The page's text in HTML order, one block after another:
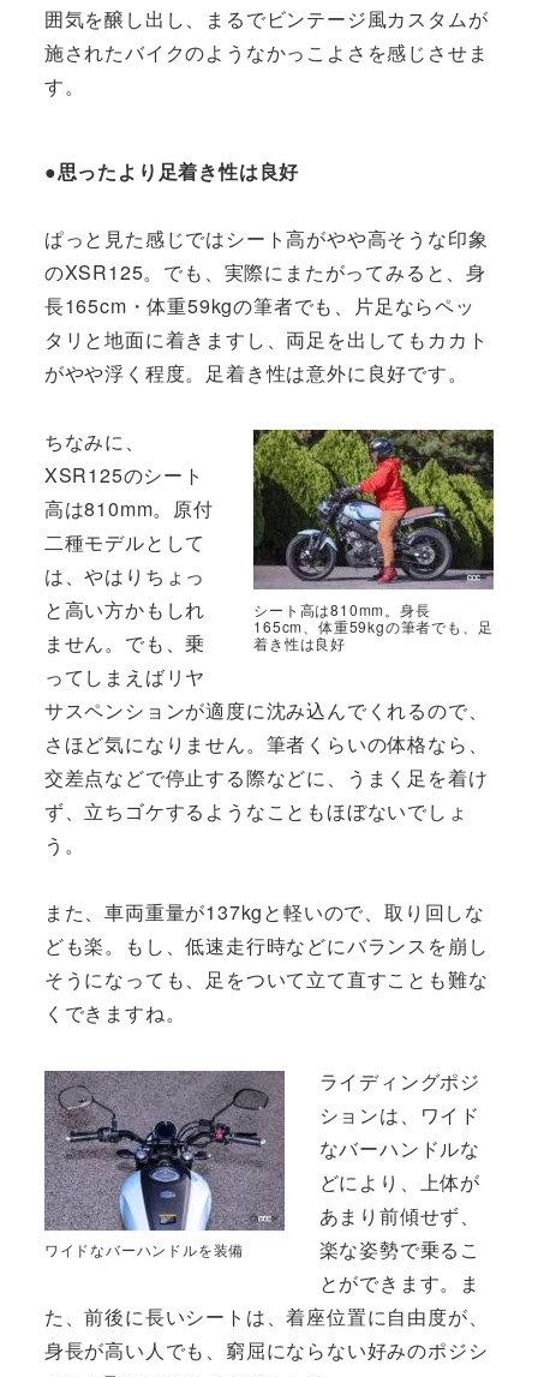
囲気を醸し出し、まるでビンテージ風カスタムが
施されたバイクのようなかっこよさを感じさせま
す。
●思ったより足着き性は良好
ぱっと見た感じではシート高がやや高そうな印象
のXSR125。でも、実際にまたがってみると、身
長165cm・体重59kgの筆者でも、片足ならペッ
タリと地面に着きますし、両足を出してもカカト
がやや浮く程度。足着き性は意外に良好です。
シート高は810mm。身長
165cm、体重59kgの筆者でも、足
着き性は良好
ちなみに、
XSR125のシート
高は810mm。原付
二種モデルとして
は、やはりちょっ
と高い方かもしれ
ません。でも、乗
ってしまえばリヤ
サスペンションが適度に沈み込んでくれるので、
さほど気になりません。筆者くらいの体格なら、
交差点などで停止する際などに、うまく足を着け
ず、立ちゴケするようなこともほぼないでしょ
う。
また、車両重量が137kgと軽いので、取り回しな
ども楽。もし、低速走行時などにバランスを崩し
そうになっても、足をついて立て直すことも難な
くできますね。
ワイドなバーハンドルを装備
ライディングポジ
ションは、ワイド
なバーハンドルな
どにより、上体が
あまり前傾せず、
楽な姿勢で乗るこ
とができます。ま
た、前後に長いシートは、着座位置に自由度が、
身長が高い人でも、窮屈にならない好みのポジシ